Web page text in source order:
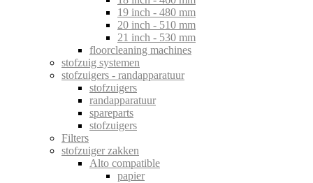
19 inch - 480 mm
20 inch - 510 mm
21 inch - 530 mm
floorcleaning machines
stofzuig systemen
stofzuigers - randapparatuur
stofzuigers
randapparatuur
spareparts
stofzuigers
Filters
stofzuiger zakken
Alto compatible
papier